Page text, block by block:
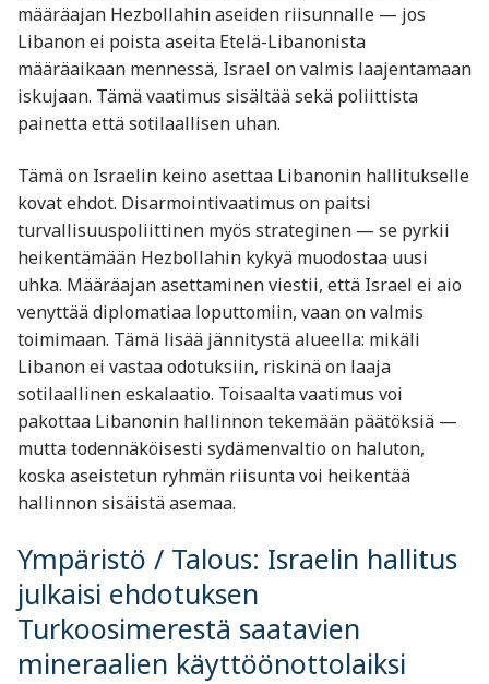
määräajan Hezbollahin aseiden riisunnalle — jos
Libanon ei poista aseita Etelä-Libanonista
määräaikaan mennessä, Israel on valmis laajentamaan
iskujaan. Tämä vaatimus sisältää sekä poliittista
painetta että sotilaallisen uhan.
Tämä on Israelin keino asettaa Libanonin hallitukselle
kovat ehdot. Disarmointivaatimus on paitsi
turvallisuuspoliittinen myös strateginen — se pyrkii
heikentämään Hezbollahin kykyä muodostaa uusi
uhka. Määräajan asettaminen viestii, että Israel ei aio
venyttää diplomatiaa loputtomiin, vaan on valmis
toimimaan. Tämä lisää jännitystä alueella: mikäli
Libanon ei vastaa odotuksiin, riskinä on laaja
sotilaallinen eskalaatio. Toisaalta vaatimus voi
pakottaa Libanonin hallinnon tekemään päätöksiä —
mutta todennäköisesti sydämenvaltio on haluton,
koska aseistetun ryhmän riisunta voi heikentää
hallinnon sisäistä asemaa.
Ympäristö / Talous: Israelin hallitus
julkaisi ehdotuksen
Turkoosimerestä saatavien
mineraalien käyttöönottolaiksi